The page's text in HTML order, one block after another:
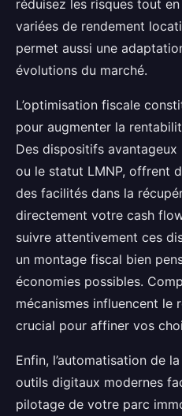
réduisez les risques tout
variées de rendement
permet aussi une
évolutions du marché.
L’optimisation fiscale
pour augmenter la
Des dispositifs
ou le statut LMNP, offrent
des facilités dans la
directement votre cash
suivre attentivement ces
un montage fiscal bien
économies possibles.
mécanismes influencent le
crucial pour affiner vos
Enfin, l’automatisation de
outils digitaux modernes
pilotage de votre parc